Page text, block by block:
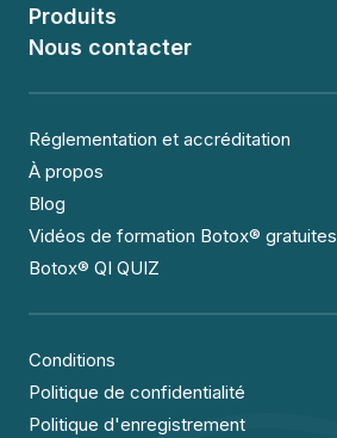
Produits
Nous contacter
Réglementation et accréditation
À propos
Blog
Vidéos de formation Botox® gratuites
Botox® QI QUIZ
Conditions
Politique de confidentialité
Politique d'enregistrement